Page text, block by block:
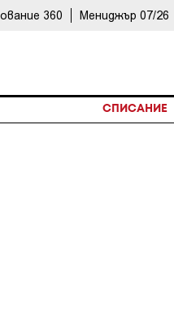
360 Мениджър 07/26
СПИСАНИЕ